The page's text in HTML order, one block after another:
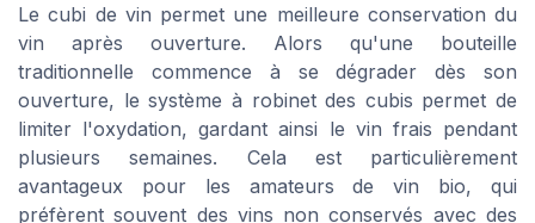
Le cubi de vin permet une meilleure conservation du
vin après ouverture. Alors qu'une bouteille
traditionnelle commence à se dégrader dès son
ouverture, le système à robinet des cubis permet de
limiter l'oxydation, gardant ainsi le vin frais pendant
plusieurs semaines. Cela est particulièrement
avantageux pour les amateurs de vin bio, qui
préfèrent souvent des vins non conservés avec des